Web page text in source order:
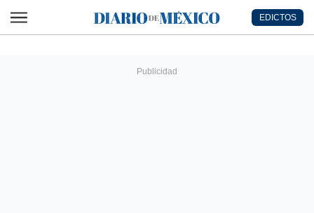
Diario de México
EDICTOS